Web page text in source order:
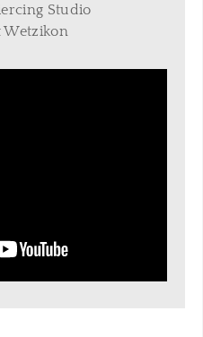
Studio
Wetzikon